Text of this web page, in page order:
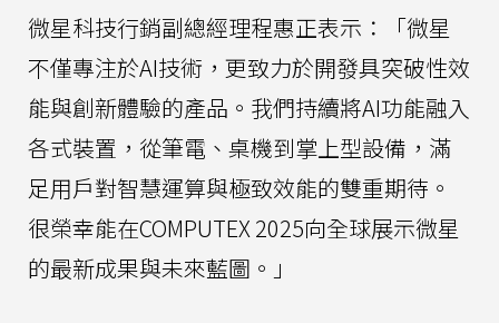
微星科技行銷副總經理程惠正表示：「微星
不僅專注於AI技術，更致力於開發具突破性效
能與創新體驗的產品。我們持續將AI功能融入
各式裝置，從筆電、桌機到掌上型設備，滿
足用戶對智慧運算與極致效能的雙重期待。
很榮幸能在COMPUTEX 2025向全球展示微星
的最新成果與未來藍圖。」